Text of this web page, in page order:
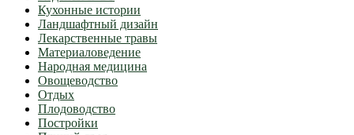
Кухонные истории
Ландшафтный дизайн
Лекарственные травы
Материаловедение
Народная медицина
Овощеводство
Отдых
Плодоводство
Постройки